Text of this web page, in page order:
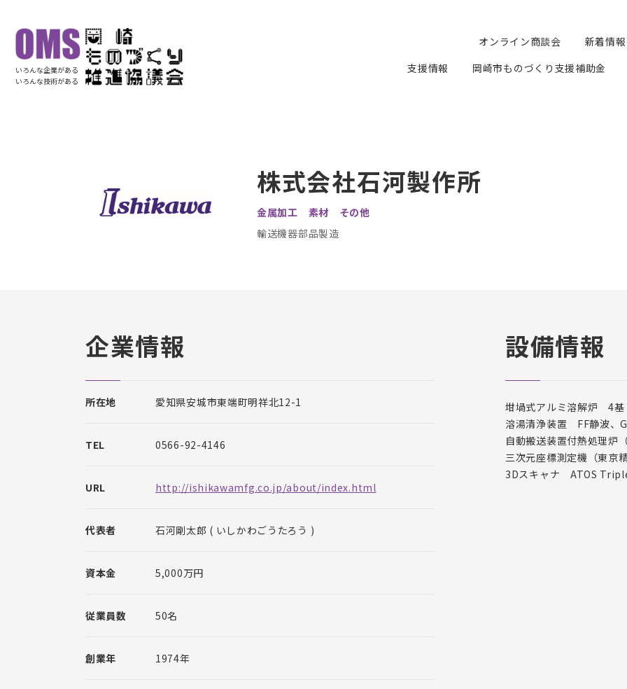
いろんな企業がある
いろんな技術がある
オンライン商談会
新着情報
支援情報
岡崎市ものづくり支援補助金
株式会社石河製作所
金属加工 素材 その他
輸送機器部品製造
企業情報
所在地 愛知県安城市東端町明祥北12-1
TEL 0566-92-4146
URL http://ishikawamfg.co.jp/about/index.html
代表者 石河剛太郎 ( いしかわごうたろう )
資本金 5,000万円
従業員数 50名
創業年 1974年
設備情報
坩堝式アルミ溶解炉 4基
溶湯清浄装置 FF静波
自動搬送装置付熱処理
三次元座標測定機（東
3Dスキャナ ATOS